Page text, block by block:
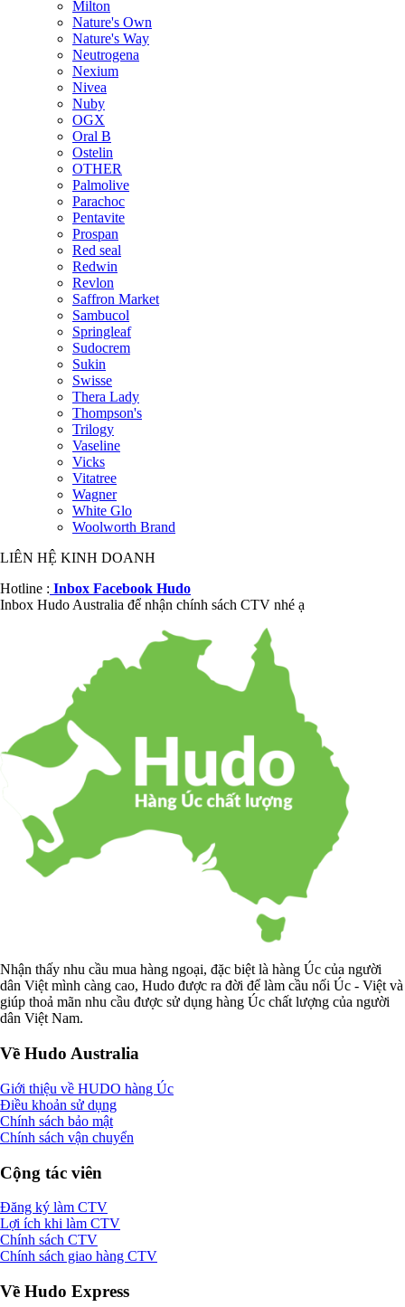
Milton
Nature's Own
Nature's Way
Neutrogena
Nexium
Nivea
Nuby
OGX
Oral B
Ostelin
OTHER
Palmolive
Parachoc
Pentavite
Prospan
Red seal
Redwin
Revlon
Saffron Market
Sambucol
Springleaf
Sudocrem
Sukin
Swisse
Thera Lady
Thompson's
Trilogy
Vaseline
Vicks
Vitatree
Wagner
White Glo
Woolworth Brand
LIÊN HỆ KINH DOANH
Hotline : Inbox Facebook Hudo
Inbox Hudo Australia để nhận chính sách CTV nhé ạ
Nhận thấy nhu cầu mua hàng ngoại, đặc biệt là hàng Úc của người
dân Việt mình càng cao, Hudo được ra đời để làm cầu nối Úc - Việt và
giúp thoả mãn nhu cầu được sử dụng hàng Úc chất lượng của người
dân Việt Nam.
Về Hudo Australia
Giới thiệu về HUDO hàng Úc
Điều khoản sử dụng
Chính sách bảo mật
Chính sách vận chuyển
Cộng tác viên
Đăng ký làm CTV
Lợi ích khi làm CTV
Chính sách CTV
Chính sách giao hàng CTV
Về Hudo Express